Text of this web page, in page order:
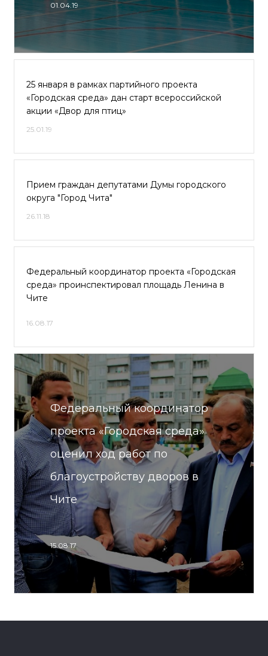
01.04.19
25 января в рамках партийного проекта
«Городская среда» дан старт всероссийской
акции «Двор для птиц»
25.01.19
Прием граждан депутатами Думы городского
округа "Город Чита"
26.11.18
Федеральный координатор проекта «Городская
среда» проинспектировал площадь Ленина в
Чите
16.08.17
Федеральный координатор
проекта «Городская среда»
оценил ход работ по
благоустройству дворов в
Чите
15.08.17